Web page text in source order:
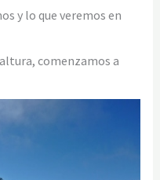
y lo que veremos en
comenzamos a